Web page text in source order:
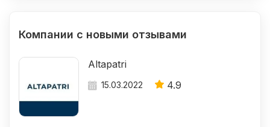
Компании с новыми отзывами
Altapatri
15.03.2022 4.9